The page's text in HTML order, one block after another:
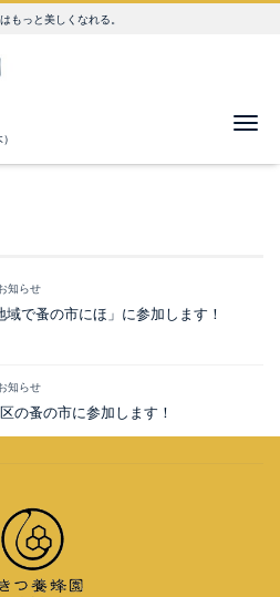
もっと美しくなれる。
知らせ
域で蚤の市にほ」に参加します！
知らせ
の蚤の市に参加します！